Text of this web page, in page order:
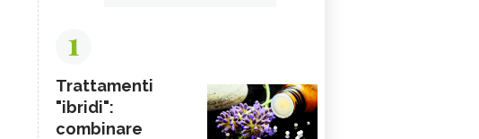
1
Trattamenti
"ibridi":
combinare